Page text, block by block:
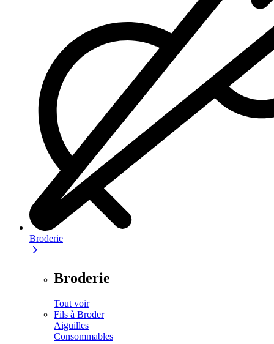
Broderie
Broderie
Tout voir
Fils à Broder
Aiguilles
Consommables